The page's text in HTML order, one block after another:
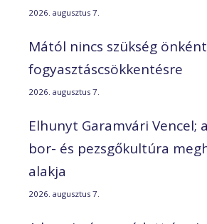
2026. augusztus 7.
Mától nincs szükség
fogyasztáscsökkentésre
2026. augusztus 7.
Elhunyt Garamvári Vencel;
bor- és pezsgőkultúra
alakja
2026. augusztus 7.